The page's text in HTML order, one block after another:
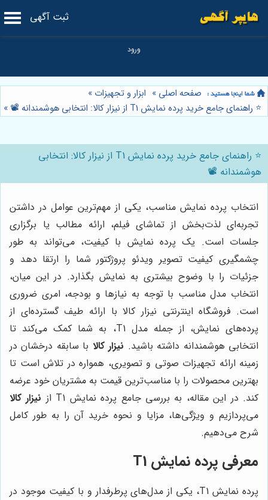
ثبت آگهی
صفحه اصلی » ابزار و تجهیزات »
⭐️ راهنمای جامع خرید پرده نمایش T1 از نیزار کالا: انتخابی هوشمندانه 📽️
»
⭐️ راهنمای جامع خرید پرده نمایش T1 از نیزار کالا: انتخابی
هوشمندانه 📽️
انتخاب پرده نمایش مناسب، یکی از مهم‌ترین عوامل در داشتن
تجربه‌ای لذت‌بخش از تماشای فیلم، ارائه مطالب یا برگزاری
جلسات است. یک پرده نمایش با کیفیت، می‌تواند به طور
چشمگیری کیفیت تصویر ویدئو پروژکتور شما را ارتقا دهد و
جزئیات را با وضوح بیشتری به نمایش بگذارد. در این میان،
انتخاب مدل مناسب با توجه به نیازها و بودجه، امری ضروری
است. فروشگاه اینترنتی نیزار کالا با ارائه طیف گسترده‌ای از
پرده‌های نمایش، از جمله مدل T1، به شما کمک می‌کند تا
انتخابی هوشمندانه داشته باشید. نیزار کالا با سابقه درخشان در
زمینه ارائه تجهیزات صوتی و تصویری، همواره در تلاش است تا
بهترین محصولات را با مناسب‌ترین قیمت به مشتریان خود عرضه
کند. در این مقاله، به بررسی جامع پرده نمایش T1 از
نیزار کالا
می‌پردازیم و ویژگی‌ها، مزایا و نحوه خرید آن را به طور کامل
شرح می‌دهیم.
معرفی پرده نمایش T1
پرده نمایش T1، یکی از مدل‌های پرطرفدار و با کیفیت موجود در